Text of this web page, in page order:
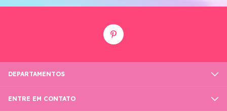
DEPARTAMENTOS
ENTRE EM CONTATO